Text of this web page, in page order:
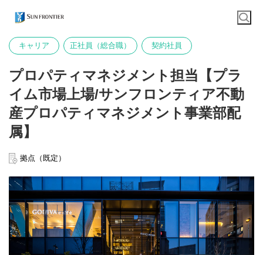
キャリア 正社員（総合職） 契約社員
プロパティマネジメント担当【プラ
イム市場上場/サンフロンティア不動
産プロパティマネジメント事業部配
属】
拠点（既定）